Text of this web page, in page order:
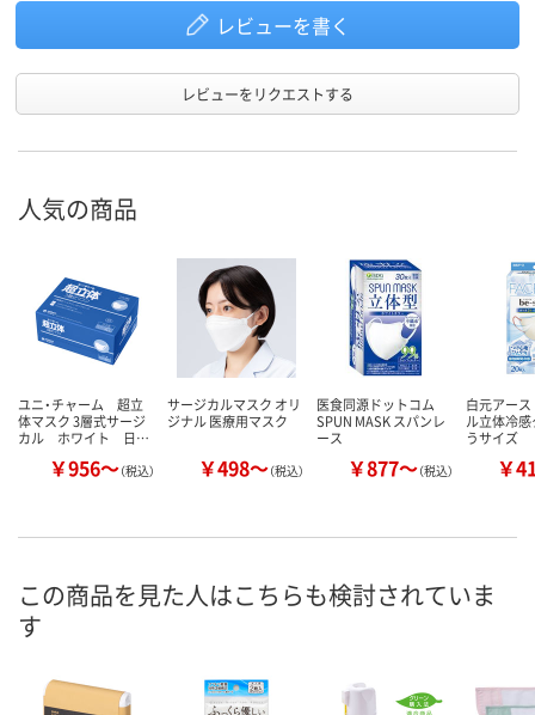
レビューを書く
レビューをリクエストする
人気の商品
ユニ・チャーム 超立
体マスク 3層式サージ
カル ホワイト 日…
￥956～（税込）
サージカルマスク オリ
ジナル 医療用マスク
￥498～（税込）
医食同源ドットコム
SPUN MASK スパンレ
ース
￥877～（税込）
白元アー
ル立体冷
うサイズ
￥
この商品を見た人はこちらも検討されていま
す